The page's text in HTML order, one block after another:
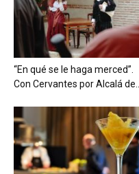
“En qué se le haga merced”.
Con Cervantes por Alcalá de...